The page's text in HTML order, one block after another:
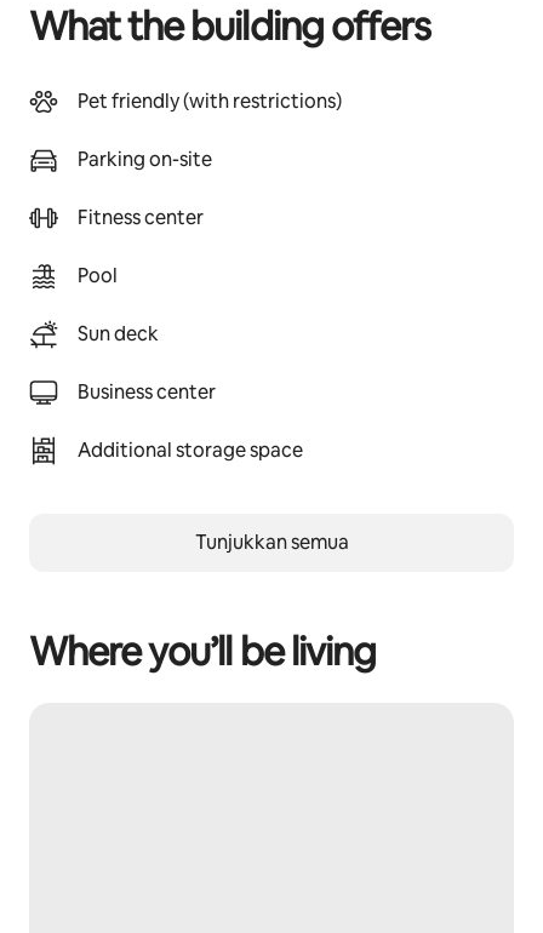
What the building offers
Pet friendly (with restrictions)
Parking on-site
Fitness center
Pool
Sun deck
Business center
Additional storage space
Tunjukkan semua
Where you’ll be living